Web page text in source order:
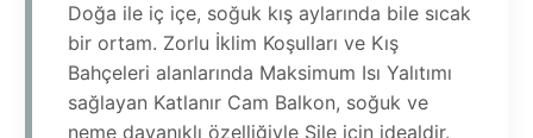
Doğa ile iç içe, soğuk kış aylarında bile sıcak
bir ortam. Zorlu İklim Koşulları ve Kış
Bahçeleri alanlarında Maksimum Isı Yalıtımı
sağlayan Katlanır Cam Balkon, soğuk ve
neme dayanıklı özelliğiyle Şile için idealdir.